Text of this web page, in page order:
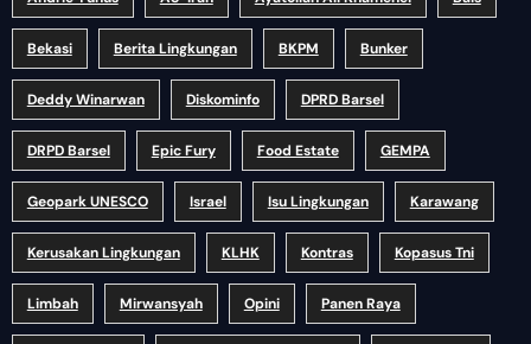
Bekasi Berita Lingkungan BKPM Bunker
Deddy Winarwan Diskominfo DPRD Barsel
DRPD Barsel Epic Fury Food Estate GEMPA
Geopark UNESCO Israel Isu Lingkungan Karawang
Kerusakan Lingkungan KLHK Kontras Kopasus Tni
Limbah Mirwansyah Opini Panen Raya